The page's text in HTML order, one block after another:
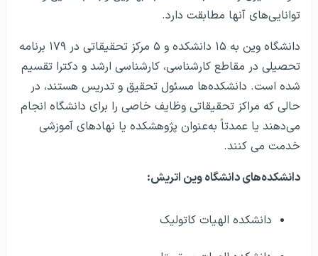
حالی که مراکز تحقیقاتی وظایف خاصی را برای دانشگاه انجام
خدمت می کنند.
دانشکده‌های دانشگاه وین اتریش:
دانشکده الهیات کاتولیک